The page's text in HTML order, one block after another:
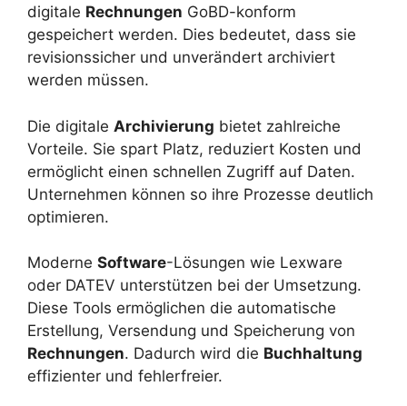
digitale Rechnungen GoBD-konform
gespeichert werden. Dies bedeutet, dass sie
revisionssicher und unverändert archiviert
werden müssen.
Die digitale Archivierung bietet zahlreiche
Vorteile. Sie spart Platz, reduziert Kosten und
ermöglicht einen schnellen Zugriff auf Daten.
Unternehmen können so ihre Prozesse deutlich
optimieren.
Moderne Software-Lösungen wie Lexware
oder DATEV unterstützen bei der Umsetzung.
Diese Tools ermöglichen die automatische
Erstellung, Versendung und Speicherung von
Rechnungen. Dadurch wird die Buchhaltung
effizienter und fehlerfreier.